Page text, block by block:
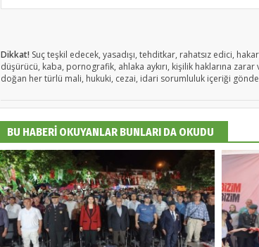
Dikkat! Suç teşkil edecek, yasadışı, tehditkar, rahatsız edici,
düşürücü, kaba, pornografik, ahlaka aykırı, kişilik haklarına
doğan her türlü mali, hukuki, cezai, idari sorumluluk içeriği
BU HABERİ OKUYANLAR BUNLARI DA OKUDU